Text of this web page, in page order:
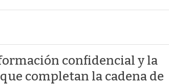
confidencial y la
completan la cadena de